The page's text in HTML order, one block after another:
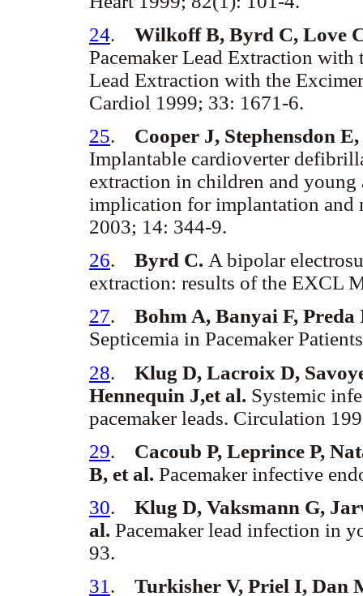
24. Wilkoff B, Byrd C, Love
Pacemaker Lead Extraction with
Lead Extraction with the
Cardiol 1999; 33: 1671-6.
25. Cooper J, Stephensdon
Implantable cardioverter
extraction in children and young
implication for implantation and
2003; 14: 344-9.
26. Byrd C. A bipolar
extraction: results of the EXCL
27. Bohm A, Banyai F,
Septicemia in Pacemaker
28. Klug D, Lacroix D,
Hennequin J,et al. Systemic
pacemaker leads. Circulation
29. Cacoub P, Leprince P,
B, et al. Pacemaker infective
30. Klug D, Vaksmann G,
al. Pacemaker lead infection in
93.
31 . Turkisher V, Priel I, Dan